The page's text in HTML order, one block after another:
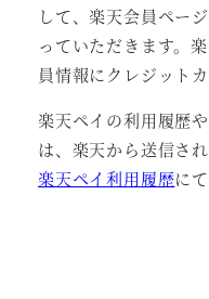
して、楽天会員ペー
っていただきます。
員情報にクレジット
楽天ペイの利用履歴
は、楽天から送信さ
楽天ペイ利用履歴に